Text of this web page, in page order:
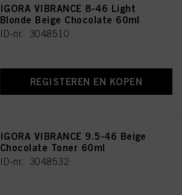
IGORA VIBRANCE 8-46 Light
Blonde Beige Chocolate 60ml
ID-nr. 3048510
REGISTEREN EN KOPEN
IGORA VIBRANCE 9.5-46 Beige
Chocolate Toner 60ml
ID-nr. 3048532